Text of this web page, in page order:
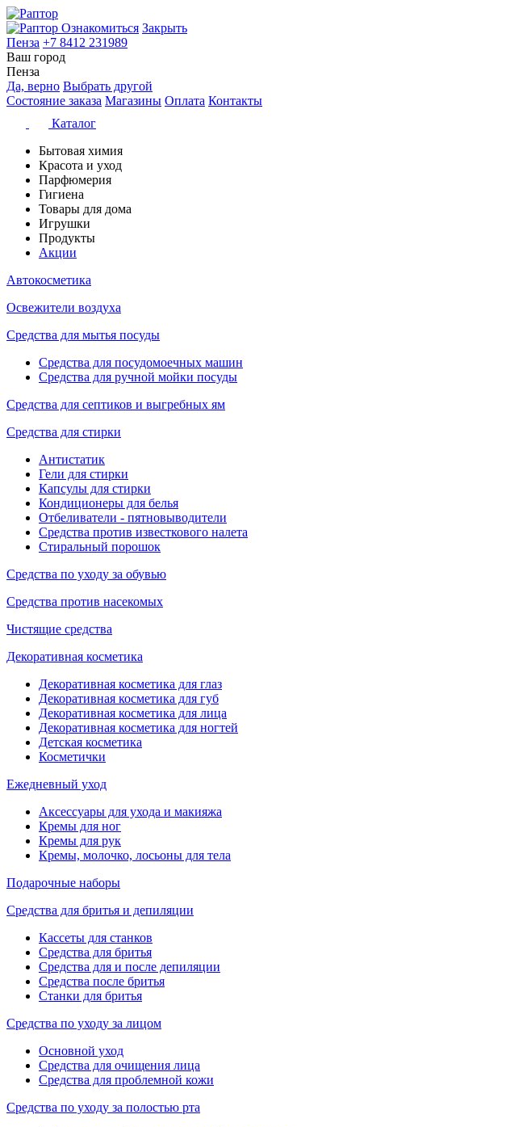
Ознакомиться Закрыть
Пенза +7 8412 231989
Ваш город
Пенза
Да, верно Выбрать другой
Состояние заказа Магазины Оплата Контакты
Каталог
Бытовая химия
Красота и уход
Парфюмерия
Гигиена
Товары для дома
Игрушки
Продукты
Акции
Автокосметика
Освежители воздуха
Средства для мытья посуды
Средства для посудомоечных машин
Средства для ручной мойки посуды
Средства для септиков и выгребных ям
Средства для стирки
Антистатик
Гели для стирки
Капсулы для стирки
Кондиционеры для белья
Отбеливатели - пятновыводители
Средства против известкового налета
Стиральный порошок
Средства по уходу за обувью
Средства против насекомых
Чистящие средства
Декоративная косметика
Декоративная косметика для глаз
Декоративная косметика для губ
Декоративная косметика для лица
Декоративная косметика для ногтей
Детская косметика
Косметички
Ежедневный уход
Аксессуары для ухода и макияжа
Кремы для ног
Кремы для рук
Кремы, молочко, лосьоны для тела
Подарочные наборы
Средства для бритья и депиляции
Кассеты для станков
Средства для бритья
Средства для и после депиляции
Средства после бритья
Станки для бритья
Средства по уходу за лицом
Основной уход
Средства для очищения лица
Средства для проблемной кожи
Средства по уходу за полостью рта